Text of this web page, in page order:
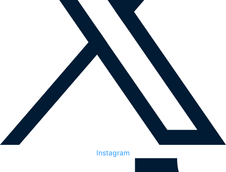
Instagram